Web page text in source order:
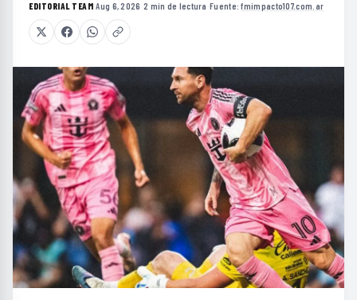
EDITORIAL TEAM·Aug 6, 2026 ·2 min de lectura ·Fuente:fmimpacto107.com.ar